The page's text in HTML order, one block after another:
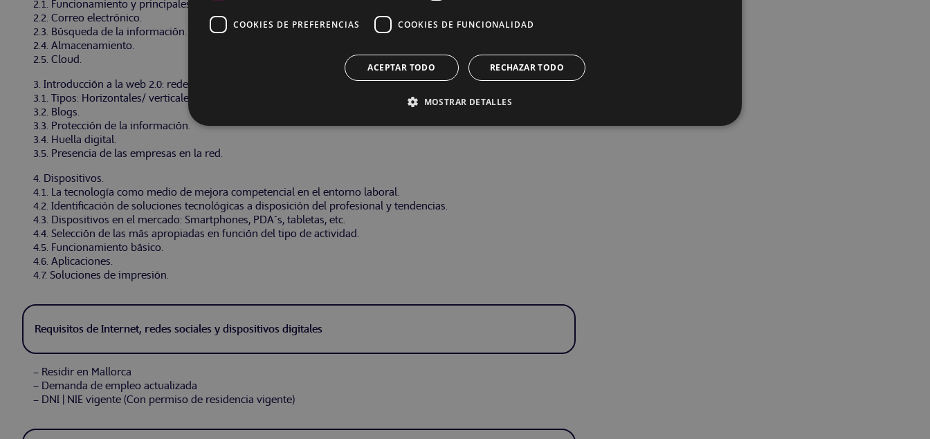
2.1. Funcionamiento y principales virtualidades.
2.2. Correo electrónico.
2.3. Búsqueda de la información.
2.4. Almacenamiento.
2.5. Cloud.
3. Introducción a la web 2.0: redes sociales.
3.1. Tipos: Horizontales/ verticales.
3.2. Blogs.
3.3. Protección de la información.
3.4. Huella digital.
3.5. Presencia de las empresas en la red.
4. Dispositivos.
4.1. La tecnología como medio de mejora competencial en el entorno laboral.
4.2. Identificación de soluciones tecnológicas a disposición del profesional y tendencias.
4.3. Dispositivos en el mercado: Smartphones, PDA´s, tabletas, etc.
4.4. Selección de las más apropiadas en función del tipo de actividad.
4.5. Funcionamiento básico.
4.6. Aplicaciones.
4.7. Soluciones de impresión.
Requisitos de Internet, redes sociales y dispositivos digitales
– Residir en Mallorca
– Demanda de empleo actualizada
– DNI | NIE vigente (Con permiso de residencia vigente)
COOKIES DE PREFERENCIAS COOKIES DE FUNCIONALIDAD
ACEPTAR TODO RECHAZAR TODO
MOSTRAR DETALLES